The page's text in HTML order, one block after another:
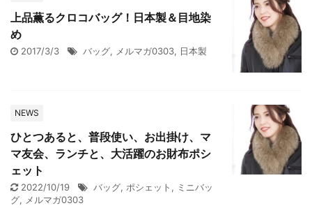
上品薫るクロコバッグ！日本製＆目地染
め
2017/3/3 バッグ, メルマガ0303, 日本製
NEWS
ひとつあると、普段使い、お出掛け、マ
マ友会、ランチと、大活躍のお財布ポシ
ェット
2022/10/19 バッグ, ポシェット , ミニバッ
グ, メルマガ0303